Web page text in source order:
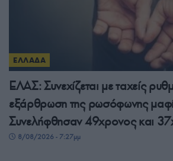
ΕΛΛΑΔΑ
ΕΛΑΣ: Συνεχίζεται με ταχείς
εξάρθρωση της ρωσόφωνης
Συνελήφθησαν 49χρονος και
8/08/2026 - 7:27μμ